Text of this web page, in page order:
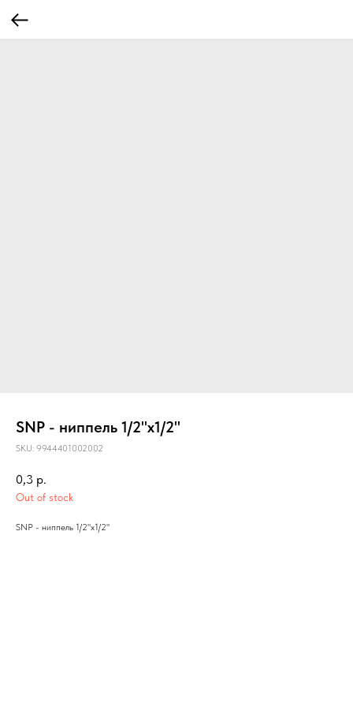
SNP - ниппель 1/2"х1/2"
SKU: 9944401002002
0,3 р.
Out of stock
SNP - ниппель 1/2"х1/2"